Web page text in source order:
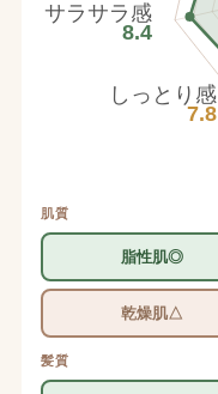
しっとり感
7.8
サラサラ感
8.4
肌質
脂性肌◎
乾燥肌△
髪質